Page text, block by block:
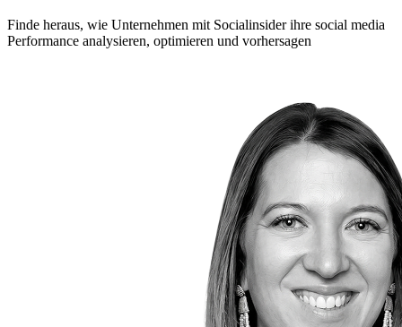
Finde heraus, wie Unternehmen mit Socialinsider ihre social media
Performance analysieren, optimieren und vorhersagen